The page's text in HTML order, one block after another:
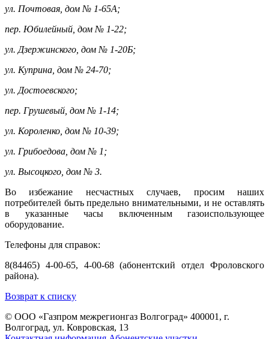
ул. Почтовая, дом № 1-65А;
пер. Юбилейный, дом № 1-22;
ул. Дзержинского, дом № 1-20Б;
ул. Куприна, дом № 24-70;
ул. Достоевского;
пер. Грушевый, дом № 1-14;
ул. Короленко, дом № 10-39;
ул. Грибоедова, дом № 1;
ул. Высоцкого, дом № 3.
Во избежание несчастных случаев, просим наших
потребителей быть предельно внимательными, и не оставлять
в указанные часы включенным газоиспользующее
оборудование.
Телефоны для справок:
8(84465) 4-00-65, 4-00-68 (абонентский отдел Фроловского
района).
Возврат к списку
© ООО «Газпром межрегионгаз Волгоград» 400001, г.
Волгоград, ул. Ковровская, 13